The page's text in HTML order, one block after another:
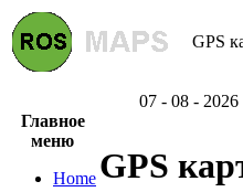
GPS
07 - 08 - 2026
Главное
меню
Home GPS